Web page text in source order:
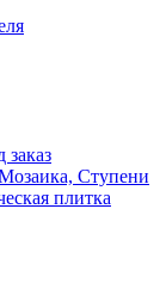
Ступени
плитка